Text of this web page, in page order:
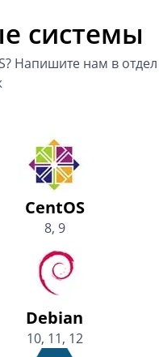
системы
Напишите нам в отдел
CentOS
8, 9
Debian
10, 11, 12